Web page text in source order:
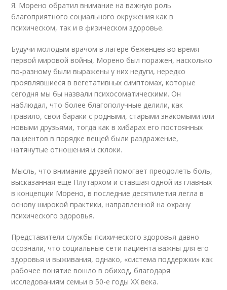
Я. Морено обратил внимание на важную роль
благоприятного социального окружения как в
психическом, так и в физическом здоровье.
Будучи молодым врачом в лагере беженцев во время
первой мировой войны, Морено был поражен, насколько
по-разному были выражены у них недуги, нередко
проявлявшиеся в вегетативных симптомах, которые
сегодня мы бы назвали психосоматическими. Он
наблюдал, что более благополучные делили, как
правило, свои бараки с родными, старыми знакомыми или
новыми друзьями, тогда как в хибарах его постоянных
пациентов в порядке вещей были раздражение,
натянутые отношения и склоки.
Мысль, что внимание друзей помогает преодолеть боль,
высказанная еще Плутархом и ставшая одной из главных
в концепции Морено, в последние десятилетия легла в
основу широкой практики, направленной на охрану
психического здоровья.
Представители службы психического здоровья давно
осознали, что социальные сети пациента важны для его
здоровья и выживания, однако, «система поддержки» как
рабочее понятие вошло в обиход, благодаря
исследованиям семьи в 50-е годы XX века.